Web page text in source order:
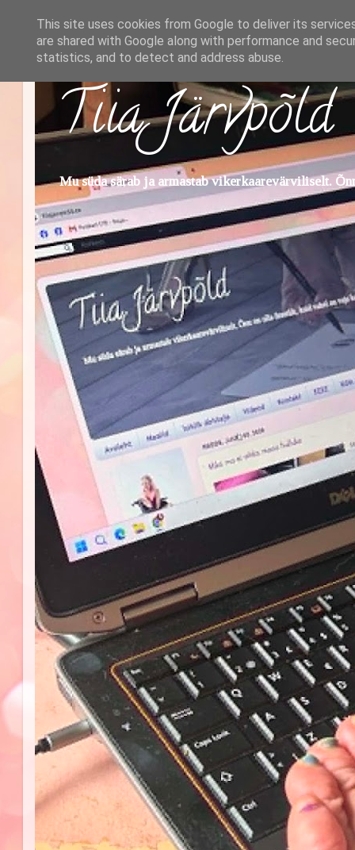
Tiia Järvpõld
Mu süda särab ja armastab vikerkaarevärviliselt.
This site uses cookies from Google to deliver its
are shared with Google along with performance and
statistics, and to detect and address abuse.